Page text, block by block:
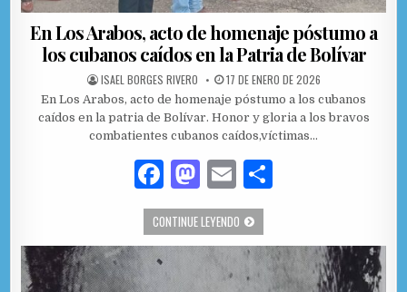
En Los Arabos, acto de homenaje póstumo a
los cubanos caídos en la Patria de Bolívar
AUTHOR:
ISAEL BORGES RIVERO PUBLISHED DATE:
17 DE ENERO DE 2026
En Los Arabos, acto de homenaje póstumo a los cubanos
caídos en la patria de Bolívar. Honor y gloria a los bravos
combatientes cubanos caídos,víctimas…
F
a
c
M
as
to
d
E
m
ai
l
p
CONTINUE LEYENDO EN LOS ARABOS, ACTO DE